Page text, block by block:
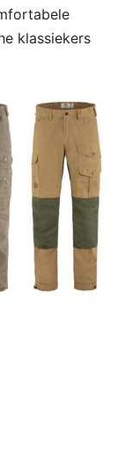
klassiekers